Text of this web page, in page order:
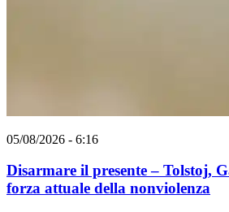
05/08/2026 - 6:16
Disarmare il presente – Tolstoj,
forza attuale della nonviolenza